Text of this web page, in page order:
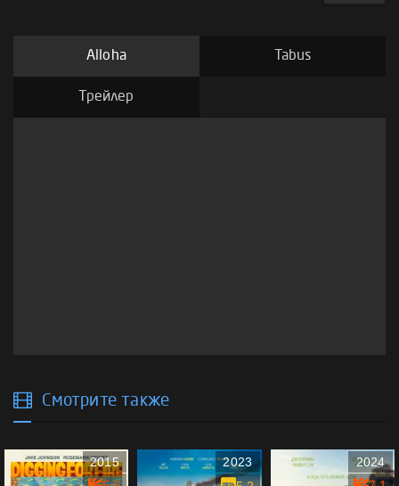
Alloha Tabus
Трейлер
Смотрите также
2015
2023
2024